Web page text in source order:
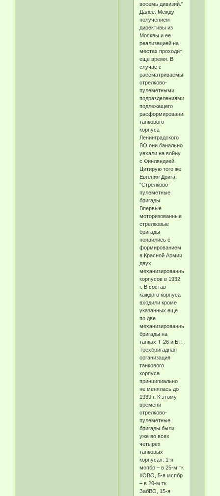
восемь дивизий."
Далее. Между
получением
директивы из
Москвы и ее
реализацией на
местах проходит
еще время. В
случае с
рассматриваемыми
стрелково-
пулеметными
подразделениями
подлежащего
расформированию
танкового
корпуса
Ленинградского
ВО они банально
уехали на войну
с Финляндией.
Цитирую того же
Евгения Дрига:
"Стрелково-
пулеметные
бригады
Впервые
моторизованные
стрелковые
бригады
появились с
формированием
в Красной Армии
двух
механизированных
корпусов в 1932
г. В состав
каждого корпуса
входили кроме
указанных еще
по две
механизированных
бригады на
танках Т-26 и БТ.
Трехбригадная
организация
танкового
корпуса
принципиально
не менялась до
1939 г. К этому
времени
стрелково-
пулеметные
бригады были
уже во всех
четырех
танковых
корпусах: 1-я
мспбр – в 25-м тк
КОВО, 5-я мспбр
– в 20-м тк
ЗабВО, 15-я